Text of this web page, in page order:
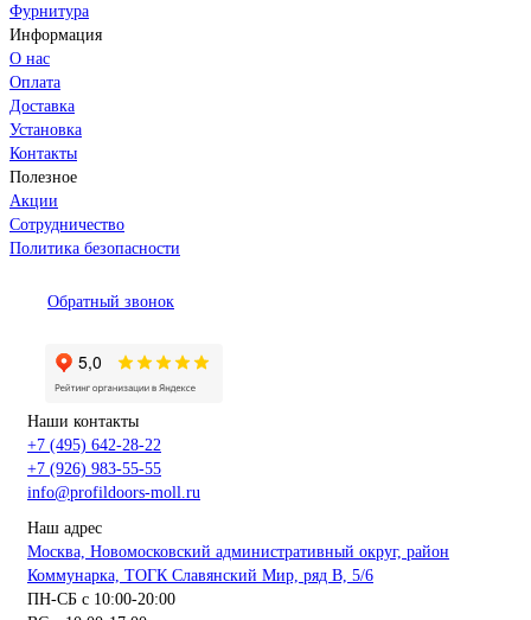
Фурнитура
Информация
О нас
Оплата
Доставка
Установка
Контакты
Полезное
Акции
Сотрудничество
Политика безопасности
Обратный звонок
Наши контакты
+7 (495) 642-28-22
+7 (926) 983-55-55
info@profildoors-moll.ru
Наш адрес
Москва, Новомосковский административный округ, район
Коммунарка, ТОГК Славянский Мир, ряд В, 5/6
ПН-СБ с 10:00-20:00